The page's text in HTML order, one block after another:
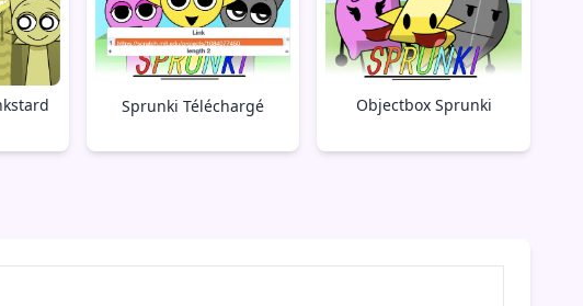
Sprunki Téléchargé Objectbox Sprunki